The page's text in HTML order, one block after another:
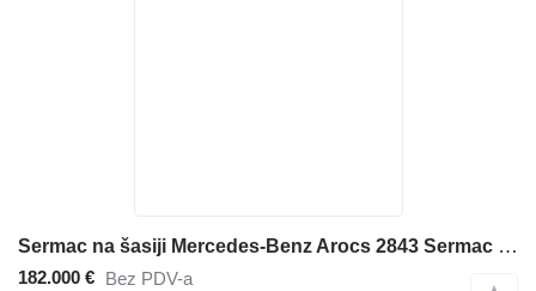
Sermac na šasiji Mercedes-Benz Arocs 2843 Sermac 36 m 5Z36
182.000 € Bez PDV-a